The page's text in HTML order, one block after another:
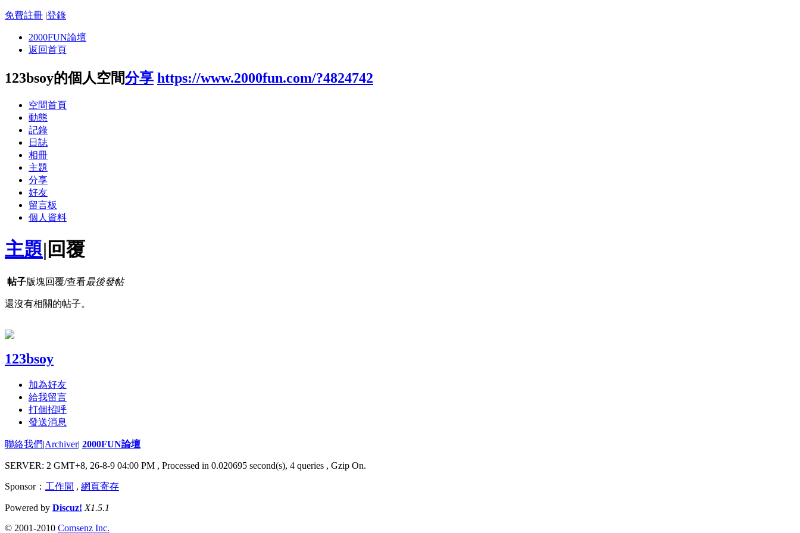
免費註冊 |登錄
2000FUN論壇
返回首頁
123bsoy的個人空間分享 https://www.2000fun.com/?4824742
空間首頁
動態
記錄
日誌
相冊
主題
分享
好友
留言板
個人資料
主題| 回覆
帖子版塊回覆/查看最後發帖
還沒有相關的帖子。
123bsoy
加為好友
給我留言
打個招呼
發送消息
聯絡我們|Archiver| 2000FUN論壇
SERVER: 2 GMT+8, 26-8-9 04:00 PM , Processed in 0.020695 second(s), 4 queries , Gzip On.
Sponsor： 工作間 , 網頁寄存
Powered by Discuz! X1.5.1
© 2001-2010 Comsenz Inc.